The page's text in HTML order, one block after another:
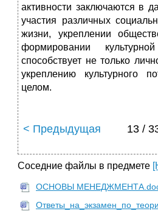
активности заключаются в
участия различных
жизни, укреплении
формировании
способствует не только
укреплению культурного
целом.
< Предыдущая 13 /
Соседние файлы в предмете
ОСНОВЫ